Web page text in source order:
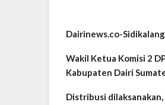
Dairinews.co-Sidikalang
Wakil Ketua Komisi 2
Kabupaten Dairi
Distribusi